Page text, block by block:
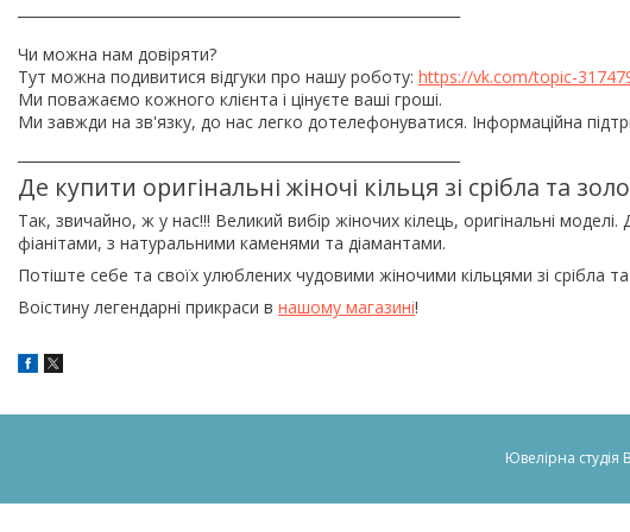
Чи можна нам довіряти?
Тут можна подивитися відгуки про нашу роботу: https://vk.com/topic-
Ми поважаємо кожного клієнта і цінуєте ваші гроші.
Ми завжди на зв'язку, до нас легко дотелефонуватися. Інформаційна
Де купити оригінальні жіночі кільця зі срібла та
Так, звичайно, ж у нас!!! Великий вибір жіночих кілець, оригінальні моделі.
фіанітами, з натуральними каменями та діамантами.
Потіште себе та своїх улюблених чудовими жіночими кільцями зі срібла та
Воістину легендарні прикраси в нашому магазині!